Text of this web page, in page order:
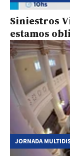
Siniestros
estamos
JORNADA